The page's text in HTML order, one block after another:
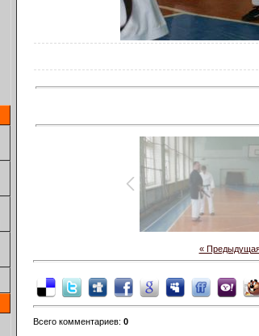
«
Всего комментариев: 0